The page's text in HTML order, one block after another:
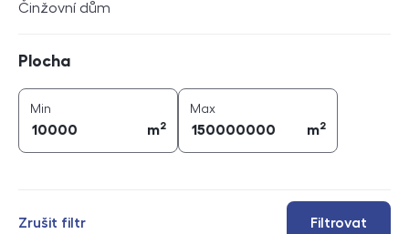
Činžovní dům
Plocha
Min
m2
Maxplocha (
m2
Filtrovat
Zrušit filtr